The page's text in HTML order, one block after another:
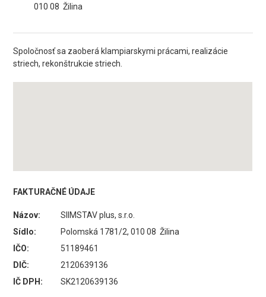
010 08 Žilina
Spoločnosť sa zaoberá klampiarskymi prácami, realizácie
striech, rekonštrukcie striech.
FAKTURAČNÉ ÚDAJE
Názov:
SIIMSTAV plus, s.r.o.
Sídlo:
Polomská 1781/2, 010 08 Žilina
IČO:
51189461
DIČ:
2120639136
IČ DPH:
SK2120639136